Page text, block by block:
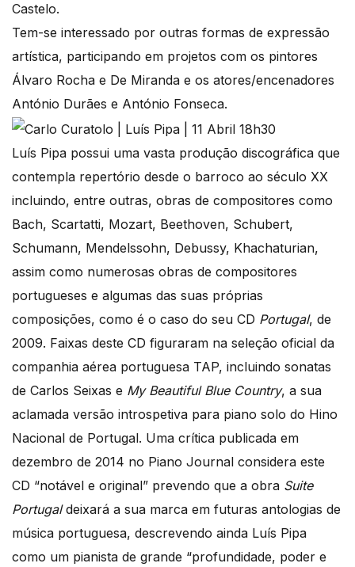
Castelo.
Tem-se interessado por outras formas de expressão
artística, participando em projetos com os pintores
Álvaro Rocha e De Miranda e os atores/encenadores
António Durães e António Fonseca.
Luís Pipa possui uma vasta produção discográfica que
contempla repertório desde o barroco ao século XX
incluindo, entre outras, obras de compositores como
Bach, Scartatti, Mozart, Beethoven, Schubert,
Schumann, Mendelssohn, Debussy, Khachaturian,
assim como numerosas obras de compositores
portugueses e algumas das suas próprias
composições, como é o caso do seu CD Portugal, de
2009. Faixas deste CD figuraram na seleção oficial da
companhia aérea portuguesa TAP, incluindo sonatas
de Carlos Seixas e My Beautiful Blue Country, a sua
aclamada versão introspetiva para piano solo do Hino
Nacional de Portugal. Uma crítica publicada em
dezembro de 2014 no Piano Journal considera este
CD “notável e original” prevendo que a obra Suite
Portugaldeixará a sua marca em futuras antologias de
música portuguesa, descrevendo ainda Luís Pipa
como um pianista de grande “profundidade, poder e